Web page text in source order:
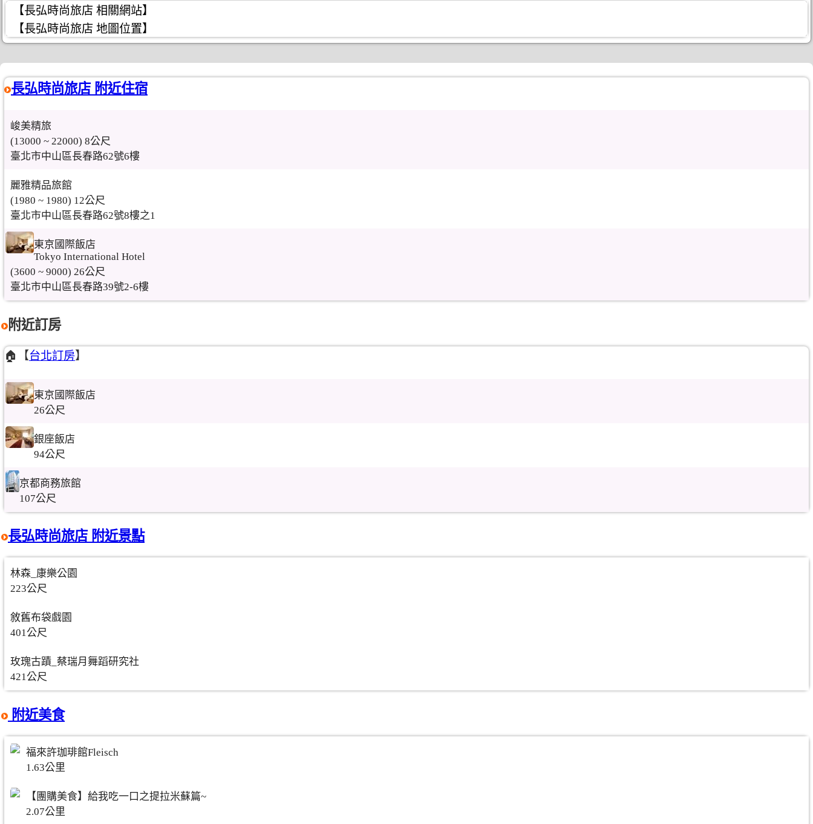
【長弘時尚旅店 相關網站】
【長弘時尚旅店 地圖位置】
長弘時尚旅店 附近住宿
峻美精旅
(13000 ~ 22000) 8公尺
臺北市中山區長春路62號6樓
麗雅精品旅館
(1980 ~ 1980) 12公尺
臺北市中山區長春路62號8樓之1
東京國際飯店
Tokyo International Hotel
(3600 ~ 9000) 26公尺
臺北市中山區長春路39號2-6樓
附近訂房
🏠【台北訂房】
東京國際飯店
26公尺
銀座飯店
94公尺
京都商務旅館
107公尺
長弘時尚旅店 附近景點
林森_康樂公園
223公尺
敘舊布袋戲園
401公尺
玫瑰古蹟_蔡瑞月舞蹈研究社
421公尺
附近美食
福來許珈琲館Fleisch
1.63公里
【團購美食】給我吃一口之提拉米蘇篇~
2.07公里